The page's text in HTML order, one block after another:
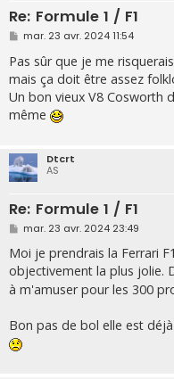
Re: Formule 1 / F1
M
s
s
a
g
e
mar. 23 avr. 2024 11:54
Pas sûr que je me
mais ça doit être assez
Un bon vieux V8 Cosworth
même
Dtcrt
AS
Re: Formule 1 / F1
M
s
s
a
g
e
mar. 23 avr. 2024 23:49
Moi je prendrais la Ferrari
objectivement la plus jolie.
à m'amuser pour les 300
Bon pas de bol elle est